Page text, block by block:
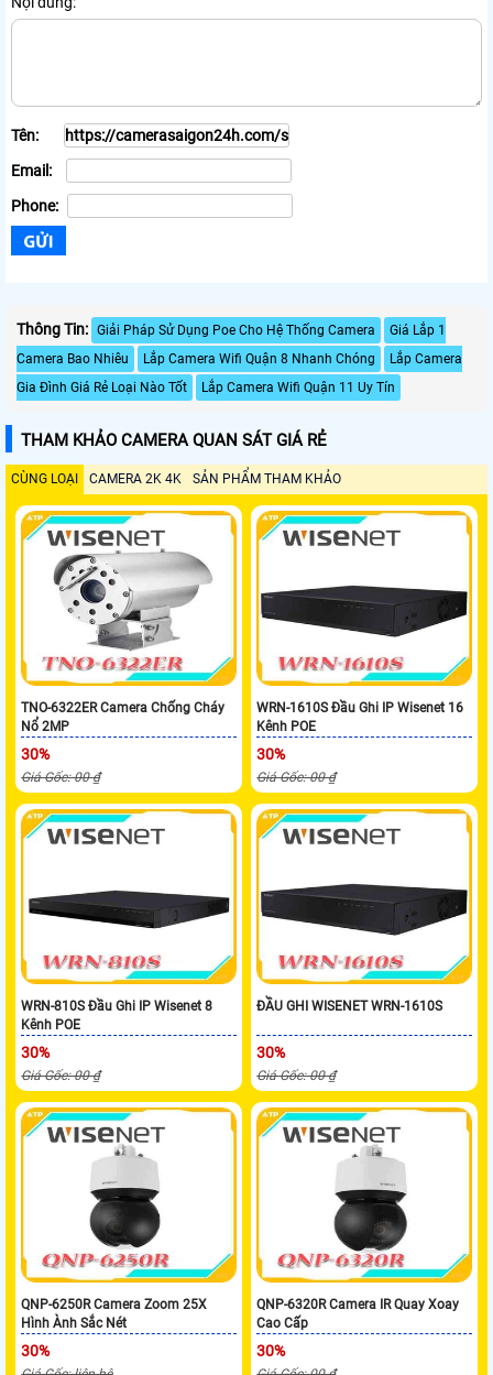
Tên:
Email:
Phone:
Thông Tin: Giải Pháp Sử Dụng Poe Cho Hệ Thống Camera
Giá Lắp 1
Camera Bao Nhiêu
Lắp Camera Wifi Quận 8 Nhanh Chóng
Lắp Camera
Gia Đình Giá Rẻ Loại Nào Tốt
Lắp Camera Wifi Quận 11 Uy Tín
THAM KHẢO CAMERA QUAN SÁT GIÁ RẺ
CÙNG LOẠI CAMERA 2K 4K SẢN PHẨM THAM KHẢO
TNO-6322ER Camera Chống Cháy
Nổ 2MP
30%
Giá Gốc: 00 ₫
WRN-1610S Đầu Ghi IP Wisenet 16
Kênh POE
30%
Giá Gốc: 00 ₫
WRN-810S Đầu Ghi IP Wisenet 8
Kênh POE
30%
Giá Gốc: 00 ₫
ĐẦU GHI WISENET WRN-1610S
30%
Giá Gốc: 00 ₫
QNP-6250R Camera Zoom 25X
Hình Ành Sắc Nét
30%
QNP-6320R Camera IR Quay Xoay
Cao Cấp
30%